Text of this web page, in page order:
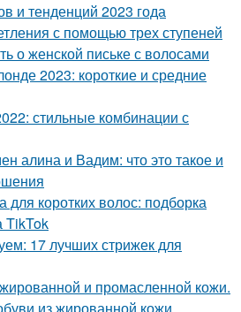
и тенденций 2023 года
с помощью трех ступеней
о женской письке с волосами
2023: короткие и средние
стильные комбинации с
алина и Вадим: что это такое и
для коротких волос: подборка
TikTok
17 лучших стрижек для
и промасленной кожи.